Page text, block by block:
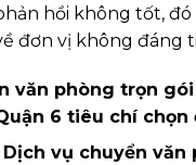
hồi không tốt, đó
đơn vị không đáng
văn phòng trọn
6 tiêu chí chọn
Dịch vụ chuyển văn